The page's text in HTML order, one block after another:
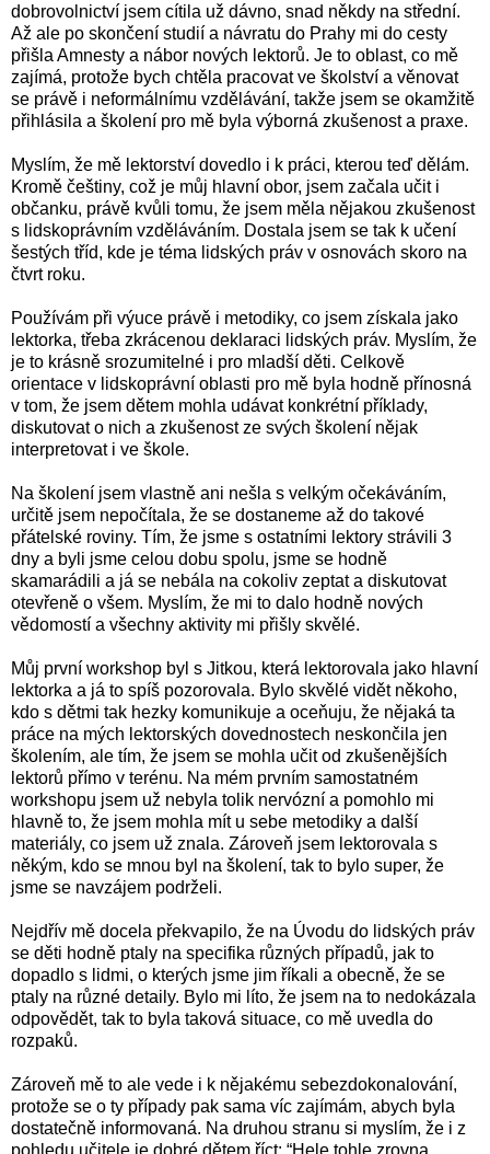
dobrovolnictví jsem cítila už dávno, snad někdy na střední.
Až ale po skončení studií a návratu do Prahy mi do cesty
přišla Amnesty a nábor nových lektorů. Je to oblast, co mě
zajímá, protože bych chtěla pracovat ve školství a věnovat
se právě i neformálnímu vzdělávání, takže jsem se okamžitě
přihlásila a školení pro mě byla výborná zkušenost a praxe.
Myslím, že mě lektorství dovedlo i k práci, kterou teď dělám.
Kromě češtiny, což je můj hlavní obor, jsem začala učit i
občanku, právě kvůli tomu, že jsem měla nějakou zkušenost
s lidskoprávním vzděláváním. Dostala jsem se tak k učení
šestých tříd, kde je téma lidských práv v osnovách skoro na
čtvrt roku.
Používám při výuce právě i metodiky, co jsem získala jako
lektorka, třeba zkrácenou deklaraci lidských práv. Myslím, že
je to krásně srozumitelné i pro mladší děti. Celkově
orientace v lidskoprávní oblasti pro mě byla hodně přínosná
v tom, že jsem dětem mohla udávat konkrétní příklady,
diskutovat o nich a zkušenost ze svých školení nějak
interpretovat i ve škole.
Na školení jsem vlastně ani nešla s velkým očekáváním,
určitě jsem nepočítala, že se dostaneme až do takové
přátelské roviny. Tím, že jsme s ostatními lektory strávili 3
dny a byli jsme celou dobu spolu, jsme se hodně
skamarádili a já se nebála na cokoliv zeptat a diskutovat
otevřeně o všem. Myslím, že mi to dalo hodně nových
vědomostí a všechny aktivity mi přišly skvělé.
Můj první workshop byl s Jitkou, která lektorovala jako hlavní
lektorka a já to spíš pozorovala. Bylo skvělé vidět někoho,
kdo s dětmi tak hezky komunikuje a oceňuju, že nějaká ta
práce na mých lektorských dovednostech neskončila jen
školením, ale tím, že jsem se mohla učit od zkušenějších
lektorů přímo v terénu. Na mém prvním samostatném
workshopu jsem už nebyla tolik nervózní a pomohlo mi
hlavně to, že jsem mohla mít u sebe metodiky a další
materiály, co jsem už znala. Zároveň jsem lektorovala s
někým, kdo se mnou byl na školení, tak to bylo super, že
jsme se navzájem podrželi.
Nejdřív mě docela překvapilo, že na Úvodu do lidských práv
se děti hodně ptaly na specifika různých případů, jak to
dopadlo s lidmi, o kterých jsme jim říkali a obecně, že se
ptaly na různé detaily. Bylo mi líto, že jsem na to nedokázala
odpovědět, tak to byla taková situace, co mě uvedla do
rozpaků.
Zároveň mě to ale vede i k nějakému sebezdokonalování,
protože se o ty případy pak sama víc zajímám, abych byla
dostatečně informovaná. Na druhou stranu si myslím, že i z
pohledu učitele je dobré dětem říct: “Hele tohle zrovna